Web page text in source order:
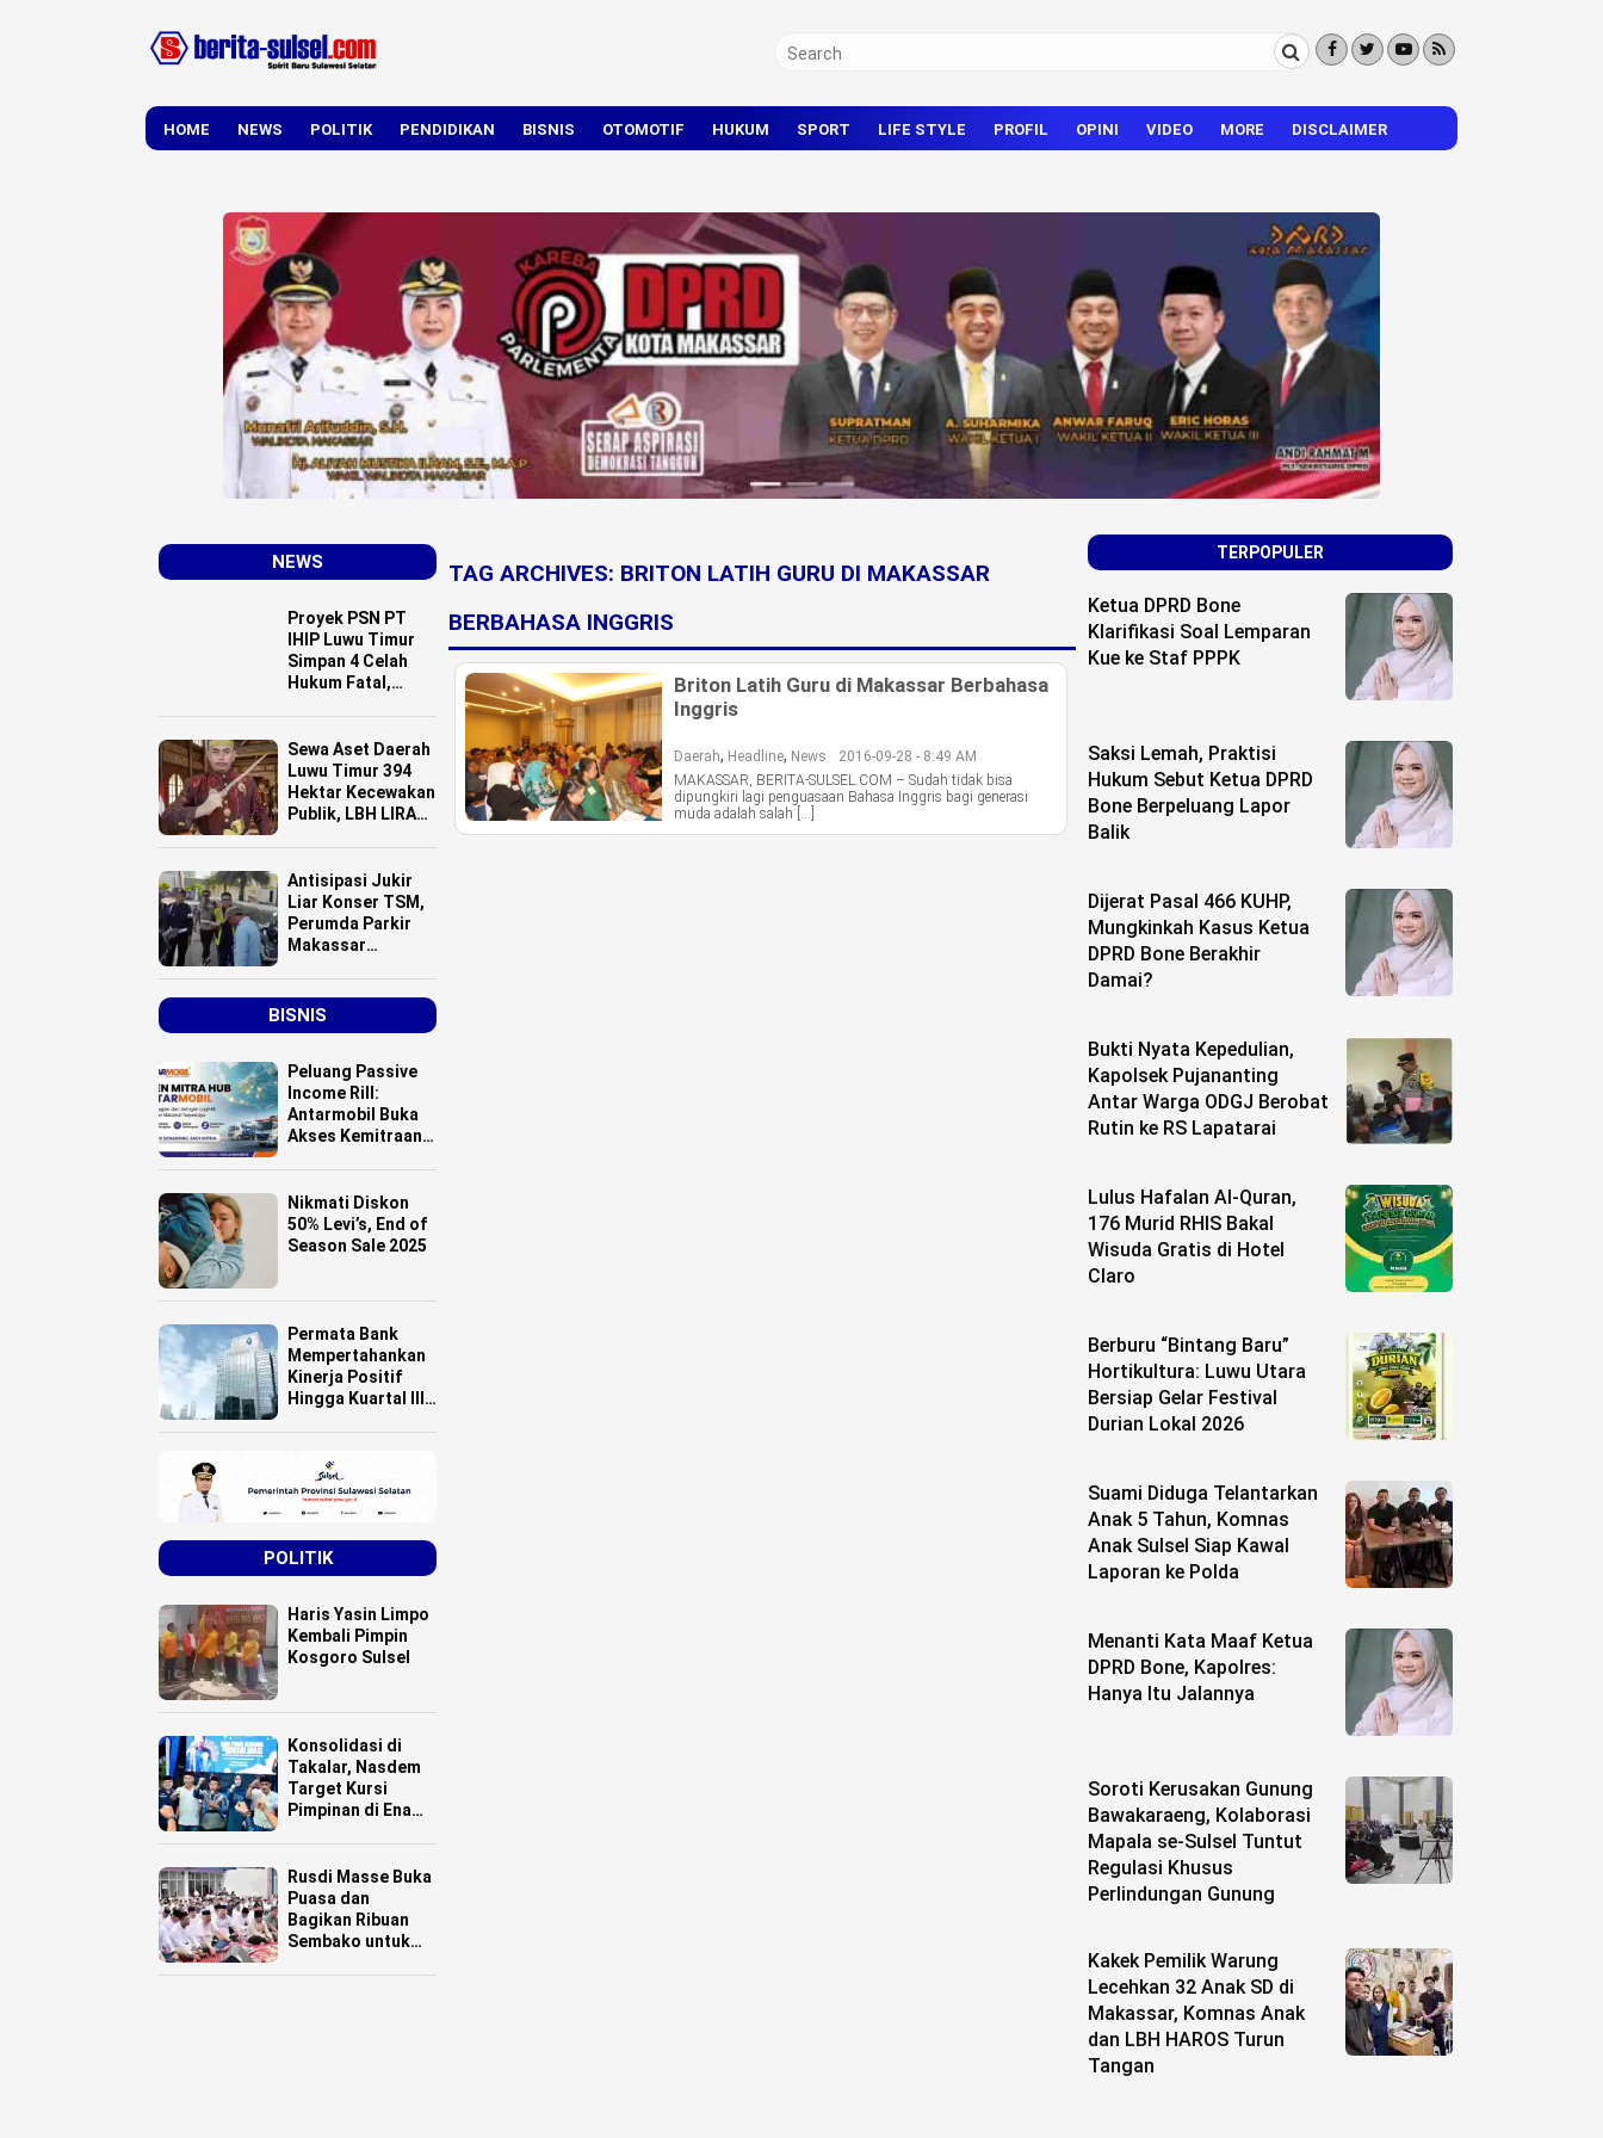
HOME NEWS POLITIK PENDIDIKAN BISNIS OTOMOTIF HUKUM SPORT LIFE STYLE PROFIL OPINI VIDEO MORE DISCLAIMER
NEWS
Proyek PSN PT
IHIP Luwu Timur
Simpan 4 Celah
Hukum Fatal,
Korupsi
Sewa Aset Daerah
Luwu Timur 394
Hektar Kecewakan
Publik, LBH LIRA
Antisipasi Jukir
Liar Konser TSM,
Perumda Parkir
Makassar
BISNIS
Peluang Passive
Income Rill:
Antarmobil Buka
Akses Kemitraan
Lahan se-
Indonesia
Nikmati Diskon
50% Levi’s, End of
Season Sale 2025
Permata Bank
Mempertahankan
Kinerja Positif
Hingga Kuartal III
POLITIK
Haris Yasin Limpo
Kembali Pimpin
Kosgoro Sulsel
Konsolidasi di
Takalar, Nasdem
Target Kursi
Pimpinan di Enam
Rusdi Masse Buka
Puasa dan
Bagikan Ribuan
Sembako untuk
TAG ARCHIVES: BRITON LATIH GURU DI MAKASSAR
BERBAHASA INGGRIS
Briton Latih Guru di Makassar Berbahasa
Inggris
Daerah, Headline, News
2016-09-28 - 8:49 AM
MAKASSAR, BERITA-SULSEL.COM – Sudah tidak bisa
dipungkiri lagi penguasaan Bahasa Inggris bagi generasi
muda adalah salah […]
TERPOPULER
Ketua DPRD Bone
Klarifikasi Soal Lemparan
Kue ke Staf PPPK
Saksi Lemah, Praktisi
Hukum Sebut Ketua DPRD
Bone Berpeluang Lapor
Balik
Dijerat Pasal 466 KUHP,
Mungkinkah Kasus Ketua
DPRD Bone Berakhir
Damai?
Bukti Nyata Kepedulian,
Kapolsek Pujananting
Antar Warga ODGJ Berobat
Rutin ke RS Lapatarai
Lulus Hafalan Al-Quran,
176 Murid RHIS Bakal
Wisuda Gratis di Hotel
Claro
Berburu “Bintang Baru”
Hortikultura: Luwu Utara
Bersiap Gelar Festival
Durian Lokal 2026
Suami Diduga Telantarkan
Anak 5 Tahun, Komnas
Anak Sulsel Siap Kawal
Laporan ke Polda
Menanti Kata Maaf Ketua
DPRD Bone, Kapolres:
Hanya Itu Jalannya
Soroti Kerusakan Gunung
Bawakaraeng, Kolaborasi
Mapala se-Sulsel Tuntut
Regulasi Khusus
Perlindungan Gunung
Kakek Pemilik Warung
Lecehkan 32 Anak SD di
Makassar, Komnas Anak
dan LBH HAROS Turun
Tangan